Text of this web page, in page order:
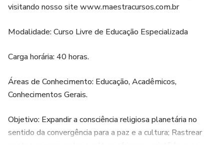
visitando nosso site www.maestracursos.com.br
Modalidade: Curso Livre de Educação Especializada
Carga horária: 40 horas.
Áreas de Conhecimento: Educação, Acadêmicos,
Conhecimentos Gerais.
Objetivo: Expandir a consciência religiosa planetária no
sentido da convergência para a paz e a cultura; Rastrear